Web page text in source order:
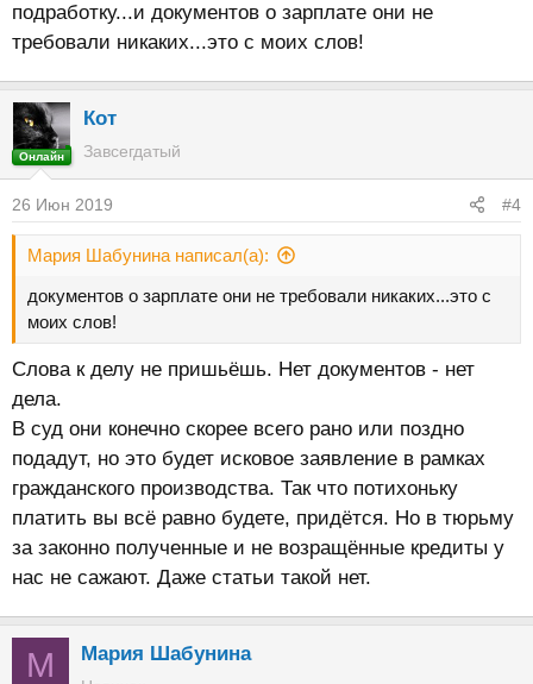
подработку...и документов о зарплате они не
требовали никаких...это с моих слов!
Онлайн
Кот
Завсегдатый
26 Июн 2019 #4
Мария Шабунина написал(а):
документов о зарплате они не требовали никаких...это с
моих слов!
Слова к делу не пришьёшь. Нет документов - нет
дела.
В суд они конечно скорее всего рано или поздно
подадут, но это будет исковое заявление в рамках
гражданского производства. Так что потихоньку
платить вы всё равно будете, придётся. Но в тюрьму
за законно полученные и не возращённые кредиты у
нас не сажают. Даже статьи такой нет.
М Мария Шабунина